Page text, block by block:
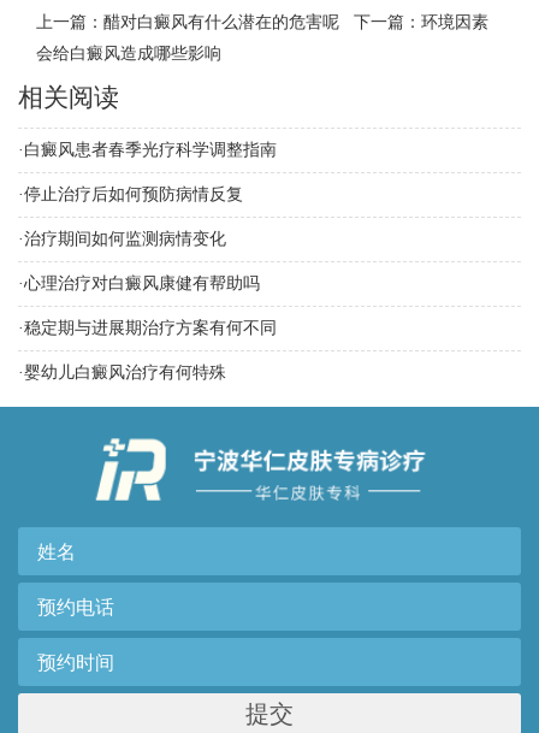
上一篇： 醋对白癜风有什么潜在的危害呢 下一篇： 环境因素
会给白癜风造成哪些影响
相关阅读
· 白癜风患者春季光疗科学调整指南
·停止治疗后如何预防病情反复
·治疗期间如何监测病情变化
·心理治疗对白癜风康健有帮助吗
·稳定期与进展期治疗方案有何不同
·婴幼儿白癜风治疗有何特殊
提交